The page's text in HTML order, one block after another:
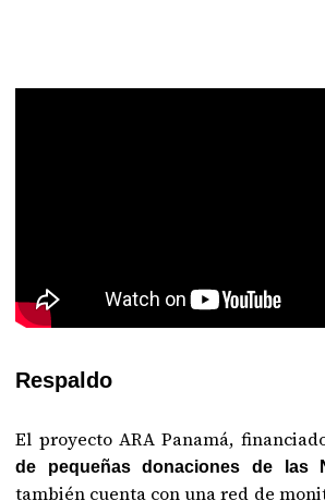
Respaldo
El proyecto ARA Panamá,
de pequeñas donaciones de las
también cuenta con una red de